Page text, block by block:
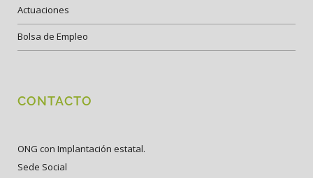
Actuaciones
Bolsa de Empleo
CONTACTO
ONG con Implantación estatal.
Sede Social